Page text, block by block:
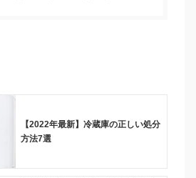
【2022年最新】冷蔵庫の正しい処分
方法7選